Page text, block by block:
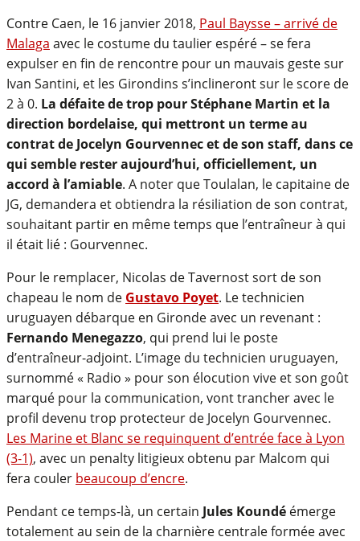
Contre Caen, le 16 janvier 2018, Paul Baysse – arrivé de
Malaga avec le costume du taulier espéré – se fera
expulser en fin de rencontre pour un mauvais geste sur
Ivan Santini, et les Girondins s’inclineront sur le score de
2 à 0. La défaite de trop pour Stéphane Martin et la
direction bordelaise, qui mettront un terme au
contrat de Jocelyn Gourvennec et de son staff, dans ce
qui semble rester aujourd’hui, officiellement, un
accord à l’amiable. A noter que Toulalan, le capitaine de
JG, demandera et obtiendra la résiliation de son contrat,
souhaitant partir en même temps que l’entraîneur à qui
il était lié : Gourvennec.
Pour le remplacer, Nicolas de Tavernost sort de son
chapeau le nom de Gustavo Poyet. Le technicien
uruguayen débarque en Gironde avec un revenant :
Fernando Menegazzo, qui prend lui le poste
d’entraîneur-adjoint. L’image du technicien uruguayen,
surnommé « Radio » pour son élocution vive et son goût
marqué pour la communication, vont trancher avec le
profil devenu trop protecteur de Jocelyn Gourvennec.
Les Marine et Blanc se requinquent d’entrée face à Lyon
(3-1), avec un penalty litigieux obtenu par Malcom qui
fera couler beaucoup d’encre.
Pendant ce temps-là, un certain Jules Koundé émerge
totalement au sein de la charnière centrale formée avec